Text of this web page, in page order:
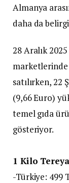
Almanya
daha da
28 Aralık
marketlerinde
satılırken, 22
(9,66 Euro)
temel gıda
gösteriyor.
1 Kilo
-Türkiye: 499